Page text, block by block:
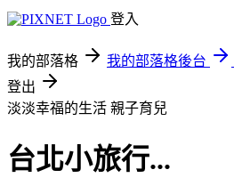
登入
我的部落格 我的部落格後台
登出
淡淡幸福的生活 親子育兒
台北小旅行...